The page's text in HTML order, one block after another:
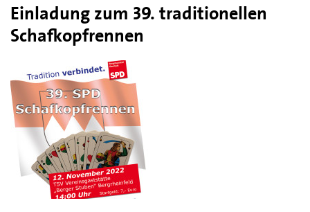
Einladung zum 39. traditionellen
Schafkopfrennen